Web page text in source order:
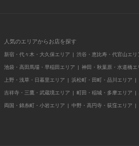
人気のエリアからお店を探す
新宿・代々木・大久保エリア 渋谷・恵比寿・代官山エリ
池袋・高田馬場・早稲田エリア 神田・秋葉原・水道橋エ
上野・浅草・日暮里エリア 浜松町・田町・品川エリア
吉祥寺・三鷹・武蔵境エリア 町田・稲城・多摩エリア
両国・錦糸町・小岩エリア 中野・高円寺・荻窪エリア